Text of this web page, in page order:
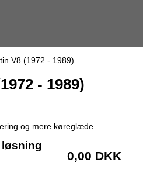
V8 (1972 - 1989)
- 1989)
og mere køreglæde.
0,00 DKK